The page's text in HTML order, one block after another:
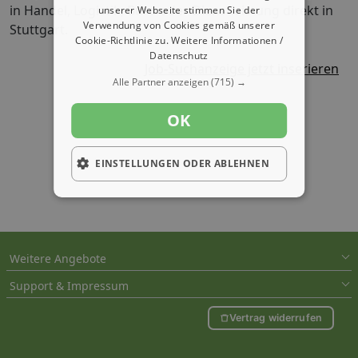
in Handel, Logistik, Büro oder Dienstleistung direkt in
Stuttgart.
Job-Suchanzeige jetzt inserieren
Weitere Angebote
Support & Impressum
Vertrag widerrufen
unserer Webseite stimmen Sie der
Verwendung von Cookies gemäß unserer
Cookie-Richtlinie zu.Weitere Informationen /
Datenschutz
Alle Partner anzeigen(715) →
OK
EINSTELLUNGEN ODER ABLEHNEN